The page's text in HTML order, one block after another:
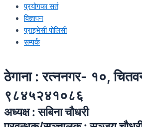
प्रयोगका सर्त
विज्ञापन
प्राइभेसी पोलिसी
सम्पर्क
ठेगाना : रत्ननगर- १०,
९८४५२४१०८६
अध्यक्ष : सबिना चाैधरी